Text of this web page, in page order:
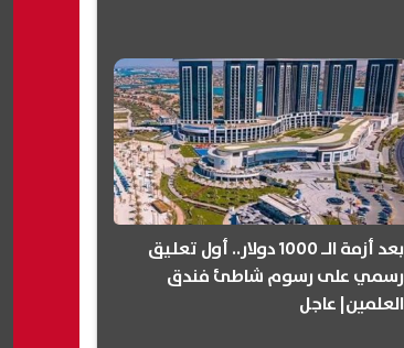
بعد أزمة الـ 1000 دولار.. أول تعليق
رسمي على رسوم شاطئ فندق
العلمين| عاجل